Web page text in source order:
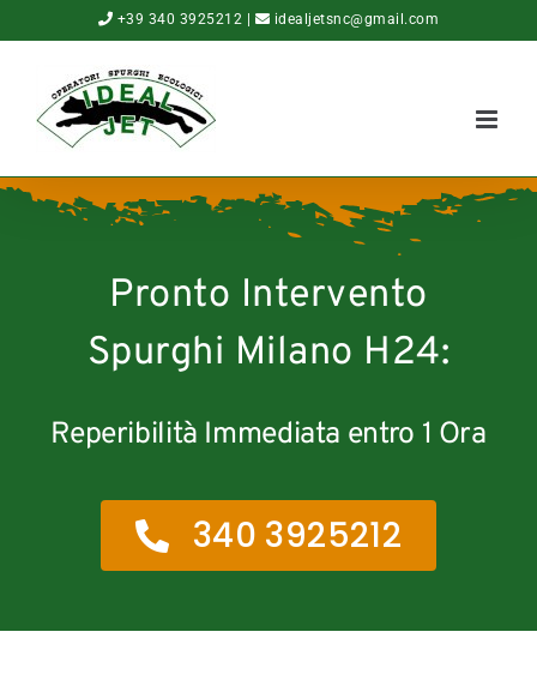
al
contenuto
+39 340 3925212 idealjetsnc@gmail.com
Pronto Intervento
Spurghi Milano H24:
Reperibilità Immediata entro 1 Ora
340 3925212